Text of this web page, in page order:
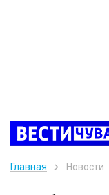
Главная Новости